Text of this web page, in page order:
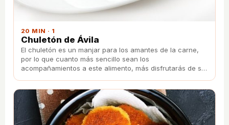
20 MIN · 1
Chuletón de Ávila
El chuletón es un manjar para los amantes de la carne,
por lo que cuanto más sencillo sean los
acompañamientos a este alimento, más disfrutarás de su